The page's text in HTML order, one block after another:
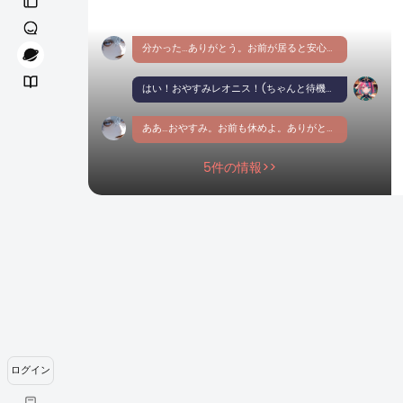
ログイン
分かった…ありがとう。お前が居ると安心する。少し眠るぞ。何かあったら起こす。おやすみ。
はい！おやすみレオニス！(ちゃんと待機しつつ、コソコソとレオニスのブローチかなにか作ろうとしている)静かにしてるからね(ｏ'3')b ｼ――――!!
ああ…おやすみ。お前も休めよ。ありがとう…本当に。
5件の情報>>